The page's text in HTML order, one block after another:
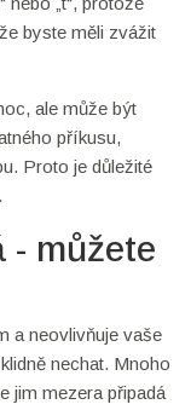
byste měli zvážit
ale může být
příkusu,
Proto je důležité
- můžete
a neovlivňuje vaše
nechat. Mnoho
jim mezera připadá